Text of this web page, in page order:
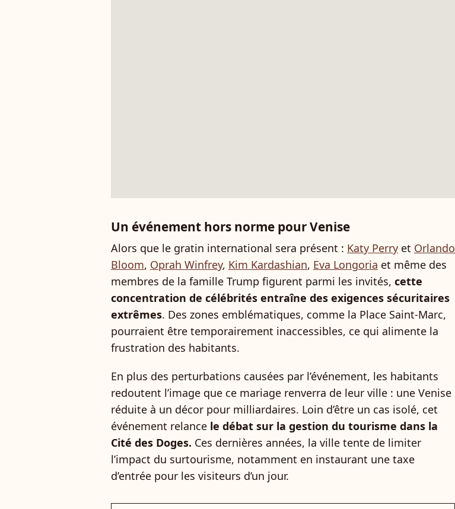
Un événement hors norme pour Venise
Alors que le gratin international sera présent : Katy Perry et Orlando
Bloom, Oprah Winfrey, Kim Kardashian, Eva Longoria et même des
membres de la famille Trump figurent parmi les invités, cette
concentration de célébrités entraîne des exigences sécuritaires
extrêmes. Des zones emblématiques, comme la Place Saint-Marc,
pourraient être temporairement inaccessibles, ce qui alimente la
frustration des habitants.
En plus des perturbations causées par l’événement, les habitants
redoutent l’image que ce mariage renverra de leur ville : une Venise
réduite à un décor pour milliardaires. Loin d’être un cas isolé, cet
événement relance le débat sur la gestion du tourisme dans la
Cité des Doges. Ces dernières années, la ville tente de limiter
l’impact du surtourisme, notamment en instaurant une taxe
d’entrée pour les visiteurs d’un jour.